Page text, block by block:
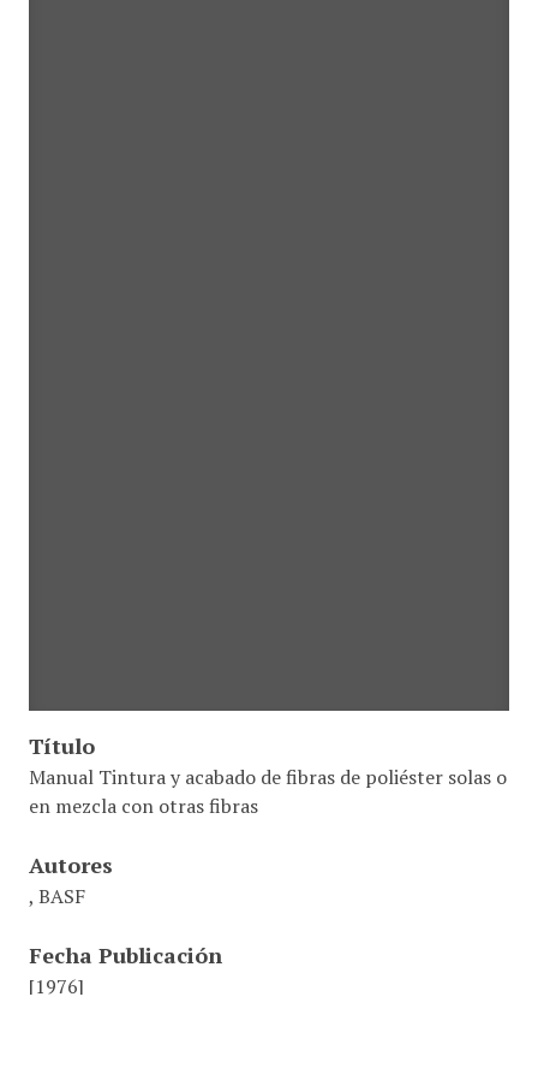
Título
Manual Tintura y acabado de fibras de poliéster solas o
en mezcla con otras fibras
Autores
, BASF
Fecha Publicación
[1976]